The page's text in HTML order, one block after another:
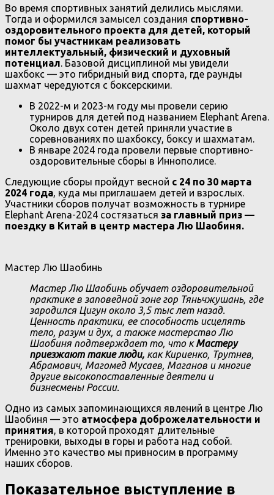
Во время спортивных занятий делились мыслями.
Тогда и оформился замысел создания спортивно-
оздоровительного проекта для детей, который
помог бы участникам реализовать
интеллектуальный, физический и духовный
потенциал. Базовой дисциплиной мы увидели
шахбокс — это гибридный вид спорта, где раунды
шахмат чередуются с боксерскими.
В 2022-м и 2023-м году мы провели серию
турниров для детей под названием Elephant Arena.
Около двух сотен детей приняли участие в
соревнованиях по шахбоксу, боксу и шахматам.
В январе 2024 года провели первые спортивно-
оздоровительные сборы в Иннополисе.
Следующие сборы пройдут весной с 24 по 30 марта
2024 года, куда мы приглашаем детей и взрослых.
Участники сборов получат возможность в турнире
Elephant Arena-2024 состязаться за главный приз —
поездку в Китай в центр мастера Лю Шаобиня.
Мастер Лю Шаобинь
Мастер Лю Шаобинь обучает оздоровительной
практике в заповедной зоне гор Тяньчжушань, где
зародился Цигун около 3,5 тыс лет назад.
Ценность практики, ее способность исцелять
тело, разум и дух, а также мастерство Лю
Шаобиня подтверждает то, что кМастеру
приезжают такие люди, как Кириенко, Трутнев,
Абрамович, Магомед Мусаев, Маганов и многие
другие высокопоставленные деятели и
бизнесмены России.
Одно из самых запоминающихся явлений в центре Лю
Шаобиня — это атмосфера доброжелательности и
принятия, в которой проходят длительные
тренировки, выходы в горы и работа над собой.
Именно это качество мы привносим в программу
наших сборов.
Показательное выступление в